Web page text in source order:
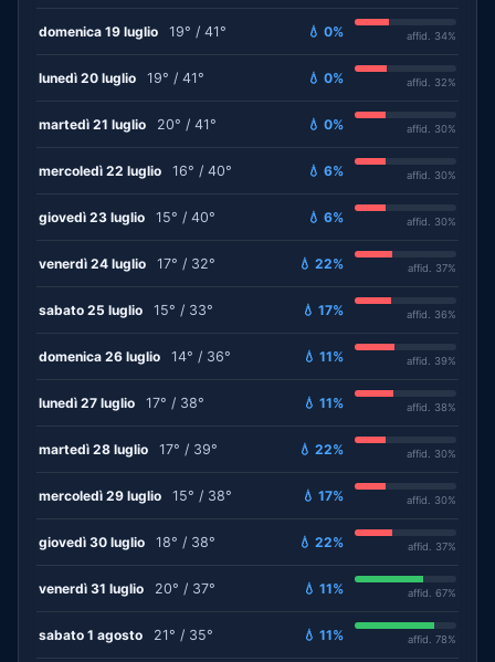
domenica 19 luglio 19° / 41° 💧 0% affid. 34%
lunedì 20 luglio 19° / 41° 💧 0% affid. 32%
martedì 21 luglio 20° / 41° 💧 0% affid. 30%
mercoledì 22 luglio 16° / 40° 💧 6% affid. 30%
giovedì 23 luglio 15° / 40° 💧 6% affid. 30%
venerdì 24 luglio 17° / 32° 💧 22% affid. 37%
sabato 25 luglio 15° / 33° 💧 17% affid. 36%
domenica 26 luglio 14° / 36° 💧 11% affid. 39%
lunedì 27 luglio 17° / 38° 💧 11% affid. 38%
martedì 28 luglio 17° / 39° 💧 22% affid. 30%
mercoledì 29 luglio 15° / 38° 💧 17% affid. 30%
giovedì 30 luglio 18° / 38° 💧 22% affid. 37%
venerdì 31 luglio 20° / 37° 💧 11% affid. 67%
sabato 1 agosto 21° / 35° 💧 11% affid. 78%